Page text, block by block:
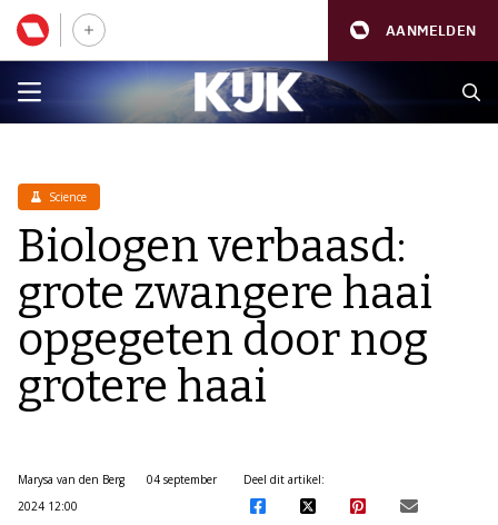
AANMELDEN
Science
Biologen verbaasd:
grote zwangere haai
opgegeten door nog
grotere haai
Marysa van den Berg
04 september
2024 12:00
Deel dit artikel: